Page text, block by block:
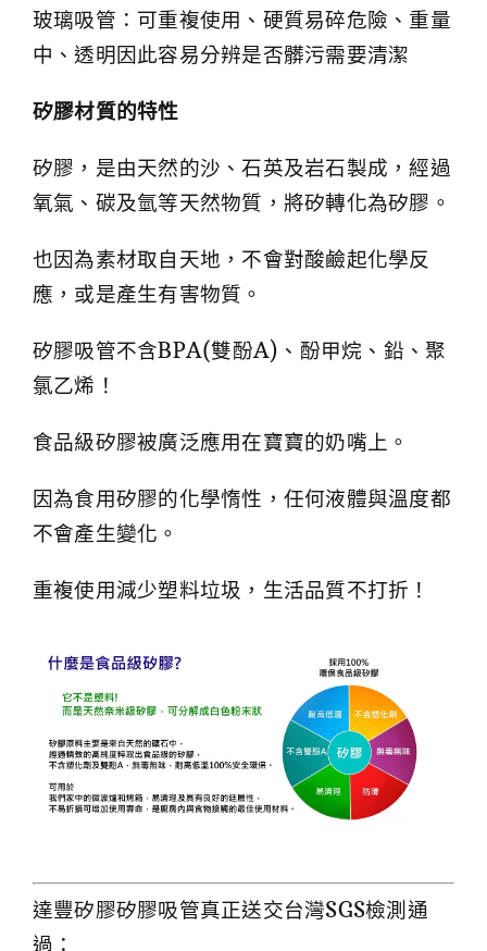
玻璃吸管：可重複使用、硬質易碎危險、重量
中、透明因此容易分辨是否髒污需要清潔
矽膠材質的特性
矽膠，是由天然的沙、石英及岩石製成，經過
氧氣、碳及氫等天然物質，將矽轉化為矽膠。
也因為素材取自天地，不會對酸鹼起化學反
應，或是產生有害物質。
矽膠吸管不含BPA(雙酚A)、酚甲烷、鉛、聚
氯乙烯！
食品級矽膠被廣泛應用在寶寶的奶嘴上。
因為食用矽膠的化學惰性，任何液體與溫度都
不會產生變化。
重複使用減少塑料垃圾，生活品質不打折！
達豐矽膠矽膠吸管真正送交台灣SGS檢測通
過：